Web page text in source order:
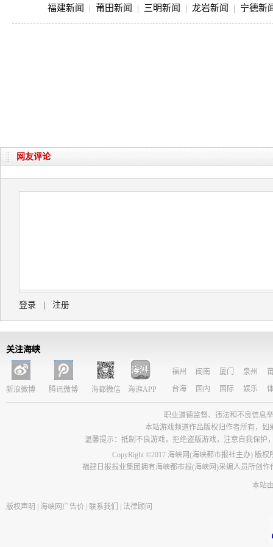
福建新闻 | 莆田新闻 | 三明新闻 | 龙岩新闻 | 宁德新
网友评论
登录 注册
关注海峡
福州 闽南 厦门 泉州
台海
国内 国际 娱乐
新浪微博 腾讯微博 海都微信 海湃APP
职业道德监督、违法和不良信息举
本站游戏频道作品版权归作者所有，
温馨提示：抵制不良游戏，拒绝盗版游戏，注意自我保
CopyRight ©2017 海峡网(海峡都市报社主办) 版
福建日报报业集团拥有海峡都市报(海峡网)采编人员所创
本站
版权声明 海峡网广告价 联系我们 法律顾问